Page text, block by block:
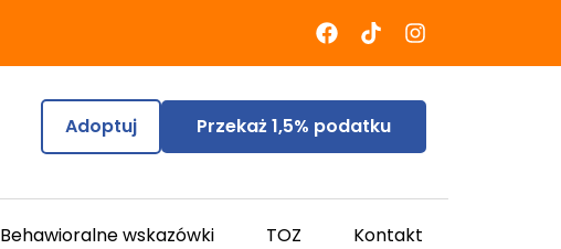
Adoptuj Przekaż 1,5% podatku
Behawioralne wskazówki TOZ Kontakt